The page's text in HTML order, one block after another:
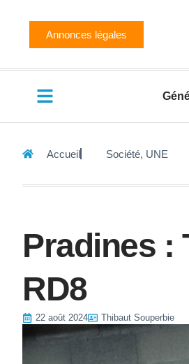
Annonces légales
Accueil Société, UNE
Pradines :
RD8
22 août 2024 Thibaut Souperbie